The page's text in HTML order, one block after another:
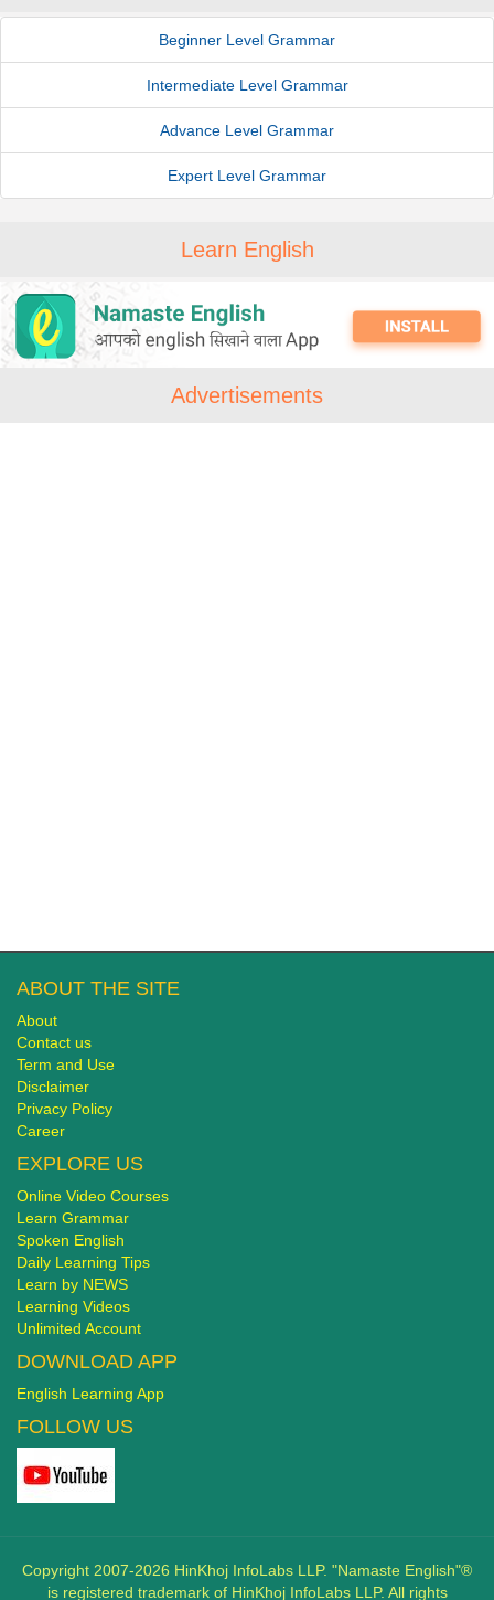
Beginner Level Grammar
Intermediate Level Grammar
Advance Level Grammar
Expert Level Grammar
Learn English
Advertisements
ABOUT THE SITE
About
Contact us
Term and Use
Disclaimer
Privacy Policy
Career
EXPLORE US
Online Video Courses
Learn Grammar
Spoken English
Daily Learning Tips
Learn by NEWS
Learning Videos
Unlimited Account
DOWNLOAD APP
English Learning App
FOLLOW US
Copyright 2007-2026 HinKhoj InfoLabs LLP. "Namaste English"®
is registered trademark of HinKhoj InfoLabs LLP. All rights